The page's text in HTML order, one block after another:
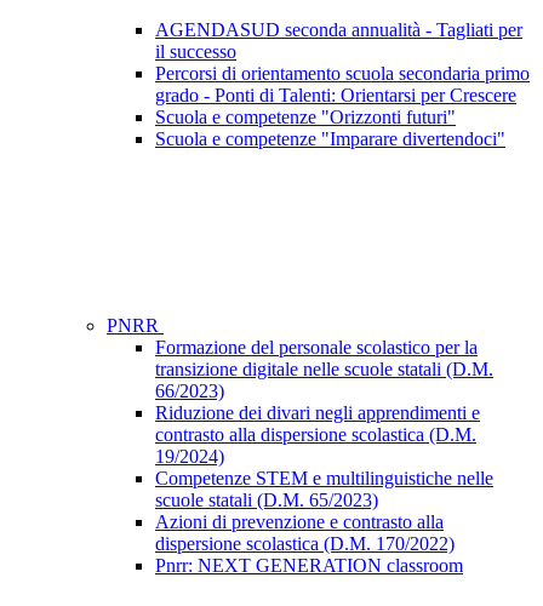
AGENDASUD seconda annualità - Tagliati per
il successo
Percorsi di orientamento scuola secondaria primo
grado - Ponti di Talenti: Orientarsi per Crescere
Scuola e competenze "Orizzonti futuri"
Scuola e competenze "Imparare divertendoci"
PNRR
Formazione del personale scolastico per la
transizione digitale nelle scuole statali (D.M.
66/2023)
Riduzione dei divari negli apprendimenti e
contrasto alla dispersione scolastica (D.M.
19/2024)
Competenze STEM e multilinguistiche nelle
scuole statali (D.M. 65/2023)
Azioni di prevenzione e contrasto alla
dispersione scolastica (D.M. 170/2022)
Pnrr: NEXT GENERATION classroom